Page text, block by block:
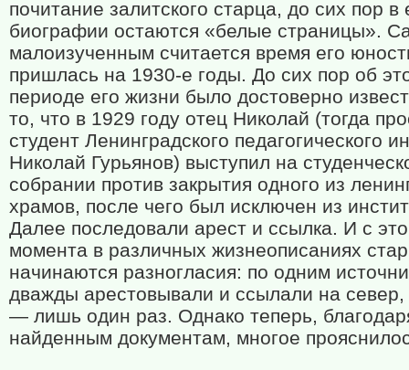
почитание залитского старца, до сих пор в
биографии остаются «белые страницы».
малоизученным считается время его
пришлась на 1930-е годы. До сих пор об
периоде его жизни было достоверно
то, что в 1929 году отец Николай (тогда
студент Ленинградского педагогического
Николай Гурьянов) выступил на
собрании против закрытия одного из
храмов, после чего был исключен из
Далее последовали арест и ссылка. И с
момента в различных жизнеописаниях
начинаются разногласия: по одним
дважды арестовывали и ссылали на север,
— лишь один раз. Однако теперь,
найденным документам, многое